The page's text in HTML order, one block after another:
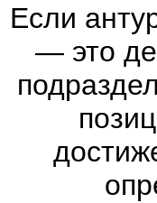
Если
—это